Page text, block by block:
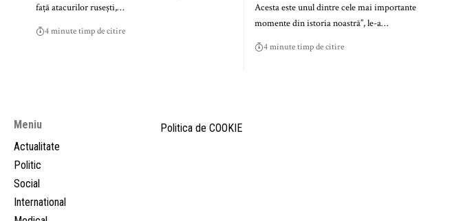
față atacurilor rusești,…
4 minute timp de citire
Acesta este unul dintre cele mai importante
momente din istoria noastră”, le-a…
4 minute timp de citire
Meniu
Actualitate
Politic
Social
International
Politica de COOKIE